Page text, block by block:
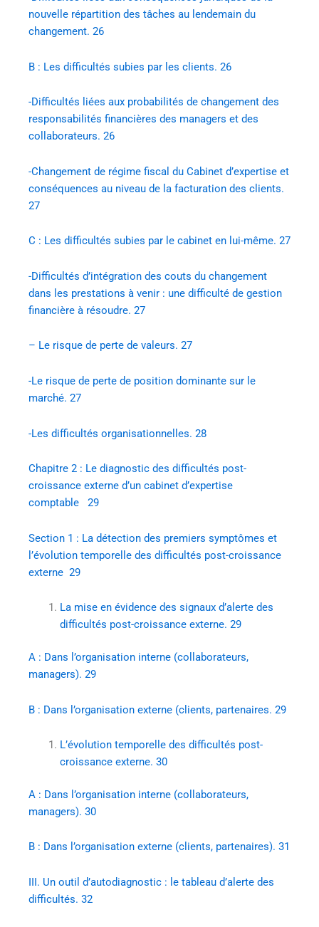
nouvelle répartition des tâches au lendemain du
changement. 26
B : Les difficultés subies par les clients. 26
-Difficultés liées aux probabilités de changement des
responsabilités financières des managers et des
collaborateurs. 26
-Changement de régime fiscal du Cabinet d’expertise et
conséquences au niveau de la facturation des clients.
27
C : Les difficultés subies par le cabinet en lui-même. 27
-Difficultés d’intégration des couts du changement
dans les prestations à venir : une difficulté de gestion
financière à résoudre. 27
– Le risque de perte de valeurs. 27
-Le risque de perte de position dominante sur le
marché. 27
-Les difficultés organisationnelles. 28
Chapitre 2 : Le diagnostic des difficultés post-
croissance externe d’un cabinet d’expertise
comptable 29
Section 1 : La détection des premiers symptômes et
l’évolution temporelle des difficultés post-croissance
externe 29
La mise en évidence des signaux d’alerte des
difficultés post-croissance externe. 29
A : Dans l’organisation interne (collaborateurs,
managers). 29
B : Dans l’organisation externe (clients, partenaires. 29
L’évolution temporelle des difficultés post-
croissance externe. 30
A : Dans l’organisation interne (collaborateurs,
managers). 30
B : Dans l’organisation externe (clients, partenaires). 31
III. Un outil d’autodiagnostic : le tableau d’alerte des
difficultés. 32